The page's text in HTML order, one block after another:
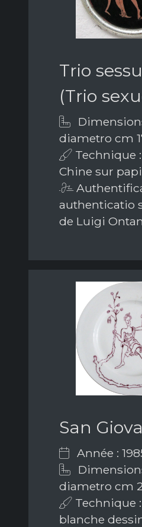
Trio
(Trio
diametro cm
Technique
Chine sur
authenticatio
de Luigi
San
Année :
diametro cm
Technique
blanche